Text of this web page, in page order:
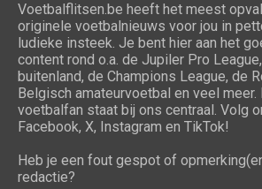
Voetbalflitsen.be heeft het meest
originele voetbalnieuws voor jou in
ludieke insteek. Je bent hier aan het
content rond o.a. de Jupiler Pro
buitenland, de Champions League, de
Belgisch amateurvoetbal en veel meer.
voetbalfan staat bij ons centraal. Volg
Facebook, X, Instagram en TikTok!
Heb je een fout gespot of
redactie?